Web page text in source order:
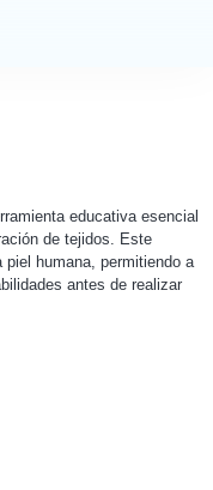
educativa esencial
de tejidos. Este
humana, permitiendo a
antes de realizar